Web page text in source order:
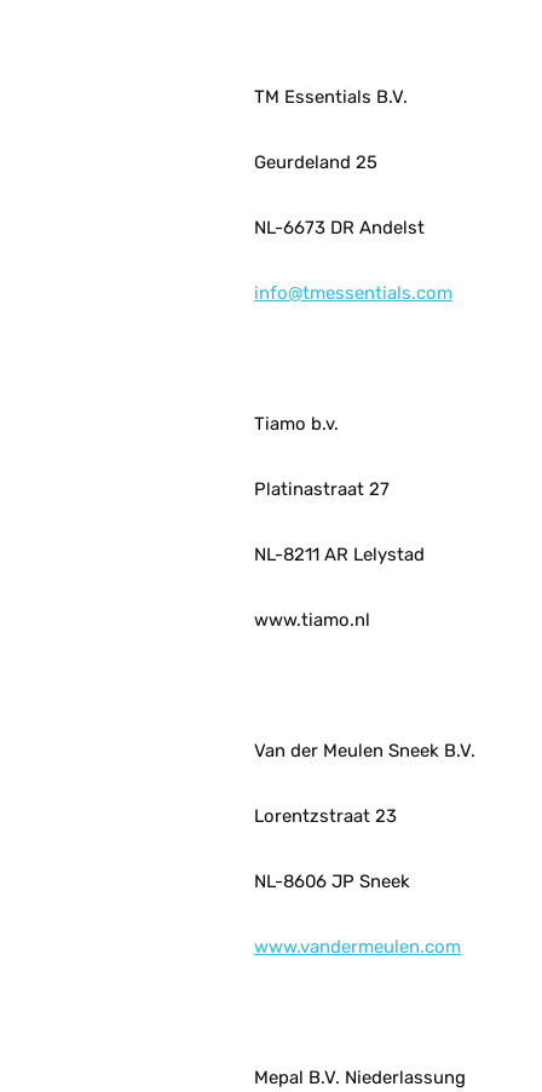
TM Essentials B.V.
Geurdeland 25
NL-6673 DR Andelst
info@tmessentials.com
Tiamo b.v.
Platinastraat 27
NL-8211 AR Lelystad
www.tiamo.nl
Van der Meulen Sneek B.V.
Lorentzstraat 23
NL-8606 JP Sneek
www.vandermeulen.com
Mepal B.V. Niederlassung